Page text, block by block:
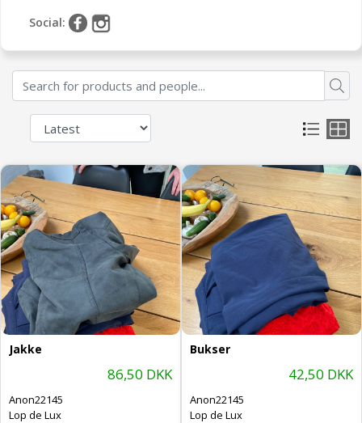
Social:
Jakke
86,50 DKK
Anon22145
Lop de Lux
Bukser
42,50 DKK
Anon22145
Lop de Lux